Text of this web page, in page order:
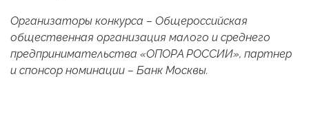
Организаторы конкурса – Общероссийская
общественная организация малого и среднего
предпринимательства «ОПОРА РОССИИ», партнер
и спонсор номинации – Банк Москвы.